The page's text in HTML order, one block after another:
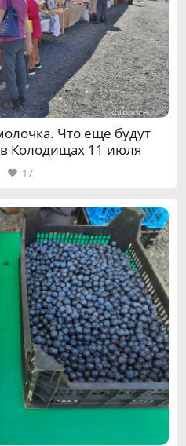
Что еще будут
Колодищах 11 июля
17